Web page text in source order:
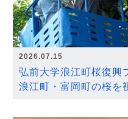
2026.07.15
弘前大学浪江町桜復
浪江町・富岡町の桜を